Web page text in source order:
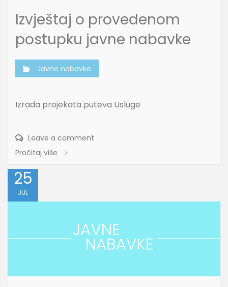
Izvještaj o provedenom
postupku javne nabavke
Javne nabavke
Izrada projekata puteva Usluge
Leave a comment
Pročitaj više
25
JUL